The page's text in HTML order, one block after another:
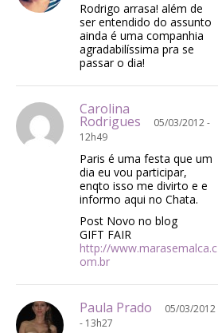
Rodrigo arrasa! além de
ser entendido do assunto
ainda é uma companhia
agradabilíssima pra se
passar o dia!
Carolina
Rodrigues
05/03/2012 -
12h49
Paris é uma festa que um
dia eu vou participar,
enqto isso me divirto e e
informo aqui no Chata.
Post Novo no blog
GIFT FAIR
http://www.marasemalca.c
om.br
Paula Prado
05/03/2012
- 13h27